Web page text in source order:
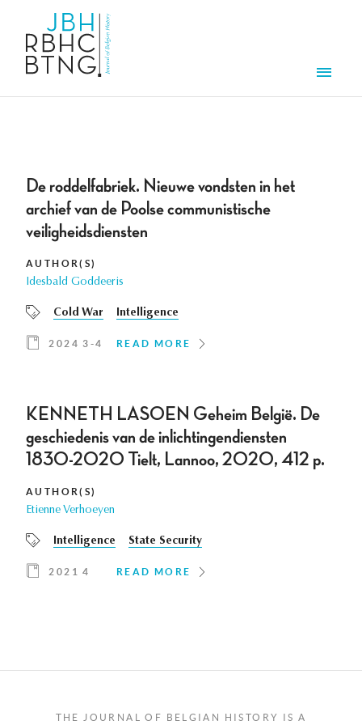
De roddelfabriek. Nieuwe vondsten in het
archief van de Poolse communistische
veiligheidsdiensten
AUTHOR(S)
Idesbald Goddeeris
Cold War Intelligence
2024 3-4 READ MORE
KENNETH LASOEN Geheim België. De
geschiedenis van de inlichtingendiensten
1830-2020 Tielt, Lannoo, 2020, 412 p.
AUTHOR(S)
Etienne Verhoeyen
Intelligence State Security
2021 4 READ MORE
THE JOURNAL OF BELGIAN HISTORY IS A